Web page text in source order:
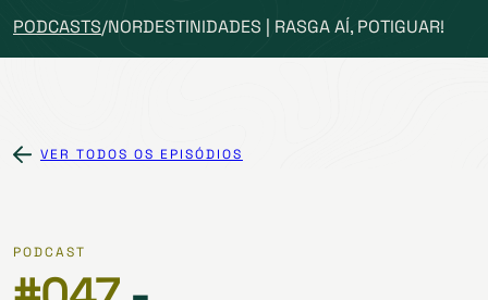
PODCASTS/NORDESTINIDADES | RASGA AÍ, POTIGUAR!
VER TODOS OS EPISÓDIOS
PODCAST